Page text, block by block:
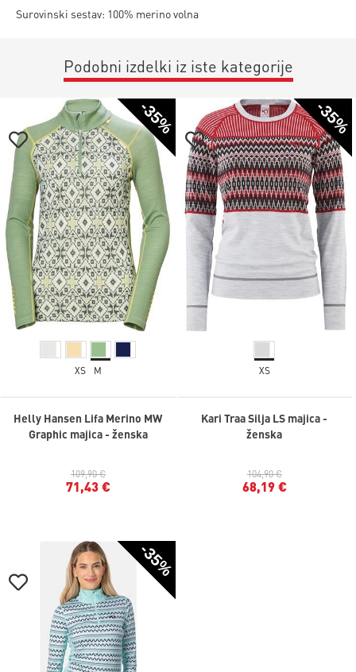
Surovinski sestav: 100% merino volna
Podobni izdelki iz iste kategorije
-35%
XS M
Helly Hansen Lifa Merino MW
Graphic majica - ženska
109,90 €
71,43 €
-35%
XS
Kari Traa Silja LS majica -
ženska
104,90 €
68,19 €
-35%